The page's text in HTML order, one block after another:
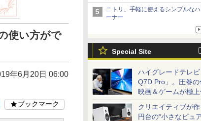
ニトリ、手軽に使えるシンプルな
ーナー
Special Site
ハイグレードテレビ
Q7D Pro」。圧巻
映画＆ゲームが極上
クリエイティブが
円台の“小さなピュ
使い方がで
年6月20日 06:00
ブックマーク